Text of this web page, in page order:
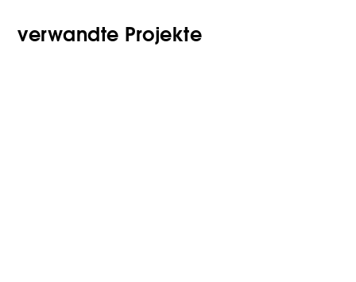
verwandte Projekte